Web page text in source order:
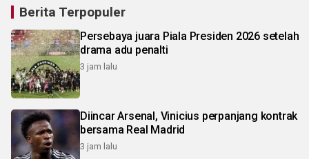
Berita Terpopuler
Persebaya juara Piala Presiden 2026 setelah
drama adu penalti
3 jam lalu
Diincar Arsenal, Vinicius perpanjang kontrak
bersama Real Madrid
3 jam lalu